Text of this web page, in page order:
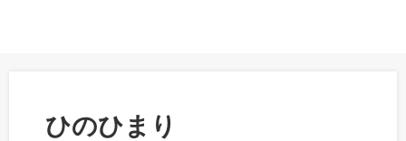
ひのひまり